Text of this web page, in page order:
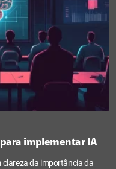
implementar IA
da importância da